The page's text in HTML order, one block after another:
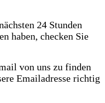
24 Stunden
haben, checken Sie
von uns zu finden
Emailadresse richtig